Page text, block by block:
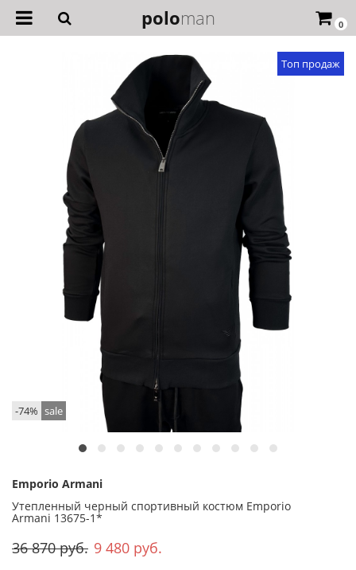
0
poloman
Топ продаж
-74% sale
Emporio Armani
Утепленный черный спортивный костюм Emporio
Armani 13675-1*
36 870 руб. 9 480 руб.